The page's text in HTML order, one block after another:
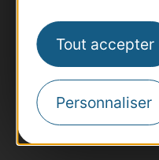
Tout accepter
Personnaliser
Destination Sport
Inscrivez-vous à la
Destination Occitanie
suggestions de
Je m'abonne